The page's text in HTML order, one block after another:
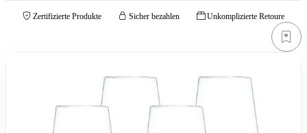
Zertifizierte Produkte Sicher bezahlen Unkomplizierte Retoure